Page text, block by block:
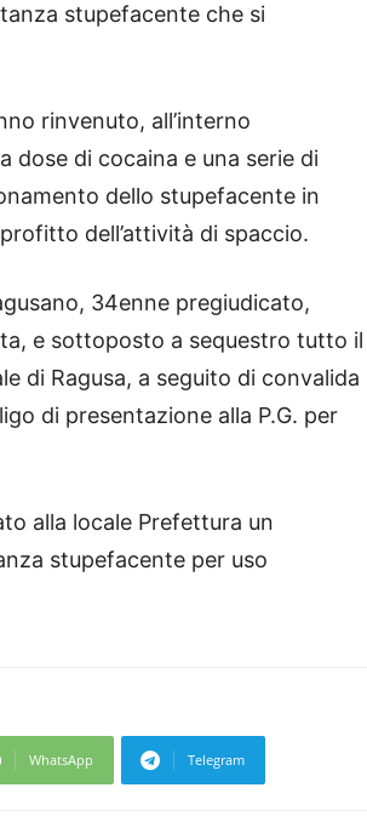
stupefacente che si
rinvenuto, all’interno
dose di cocaina e una serie di
dello stupefacente in
dell’attività di spaccio.
34enne pregiudicato,
e sottoposto a sequestro tutto il
di Ragusa, a seguito di convalida
di presentazione alla P.G. per
alla locale Prefettura un
stupefacente per uso
WhatsApp Telegram